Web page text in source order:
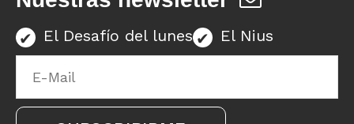
El Desafío del lunes El Nius